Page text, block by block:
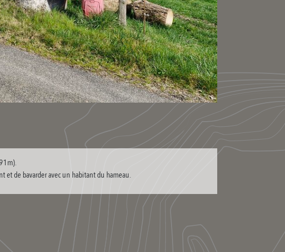
et de bavarder avec un habitant du hameau.